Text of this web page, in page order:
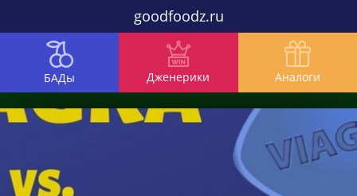
goodfoodz.ru
БАДы Дженерики Аналоги